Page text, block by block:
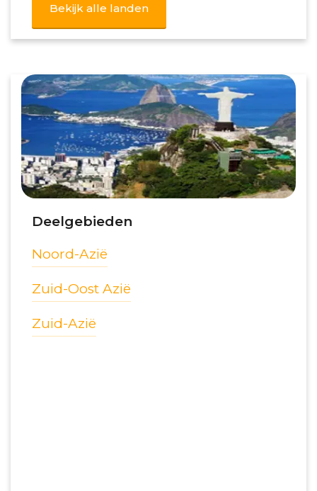
Bekijk alle landen
Deelgebieden
Noord-Azië
Zuid-Oost Azië
Zuid-Azië